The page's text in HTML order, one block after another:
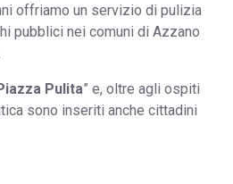
offriamo un servizio di pulizia
pubblici nei comuni di Azzano
Pulita” e, oltre agli ospiti
sono inseriti anche cittadini